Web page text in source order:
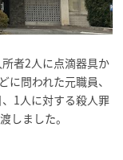
者2人に点滴器具か
問われた元職員、
1人に対する殺人罪
しました。